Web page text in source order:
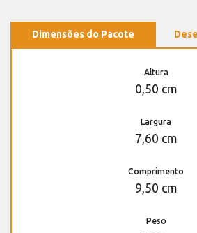
Dimensões do Pacote
Altura
0,50 cm
Largura
7,60 cm
Comprimento
9,50 cm
Peso